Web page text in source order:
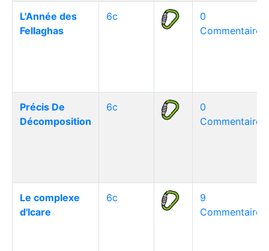
L'Année des
Fellaghas
6c
0
Précis De
Décomposition
6c
0
Le complexe
d'Icare
6c
9